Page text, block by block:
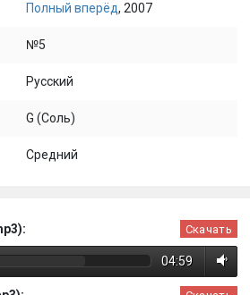
Полный вперёд, 2007
№5
Русский
G (Соль)
Средний
Скачать
04:59